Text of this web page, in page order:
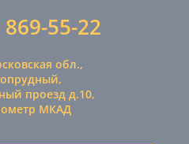
55-22
обл.,
проезд д.10,
МКАД